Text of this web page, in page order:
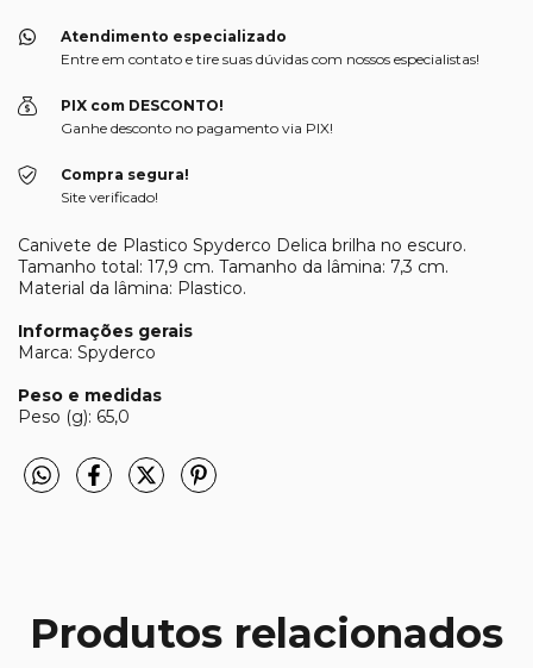
Atendimento especializado
Entre em contato e tire suas dúvidas com nossos especialistas!
PIX com DESCONTO!
Ganhe desconto no pagamento via PIX!
Compra segura!
Site verificado!
Canivete de Plastico Spyderco Delica brilha no escuro.
Tamanho total: 17,9 cm. Tamanho da lâmina: 7,3 cm.
Material da lâmina: Plastico.
Informações gerais
Marca: Spyderco
Peso e medidas
Peso (g): 65,0
Produtos relacionados